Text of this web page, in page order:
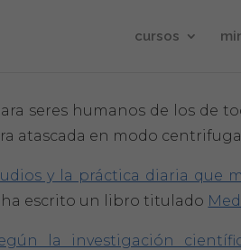
cursos
seres humanos de los de
atascada en modo
y la práctica diaria que
ha escrito un libro titulado
la investigación